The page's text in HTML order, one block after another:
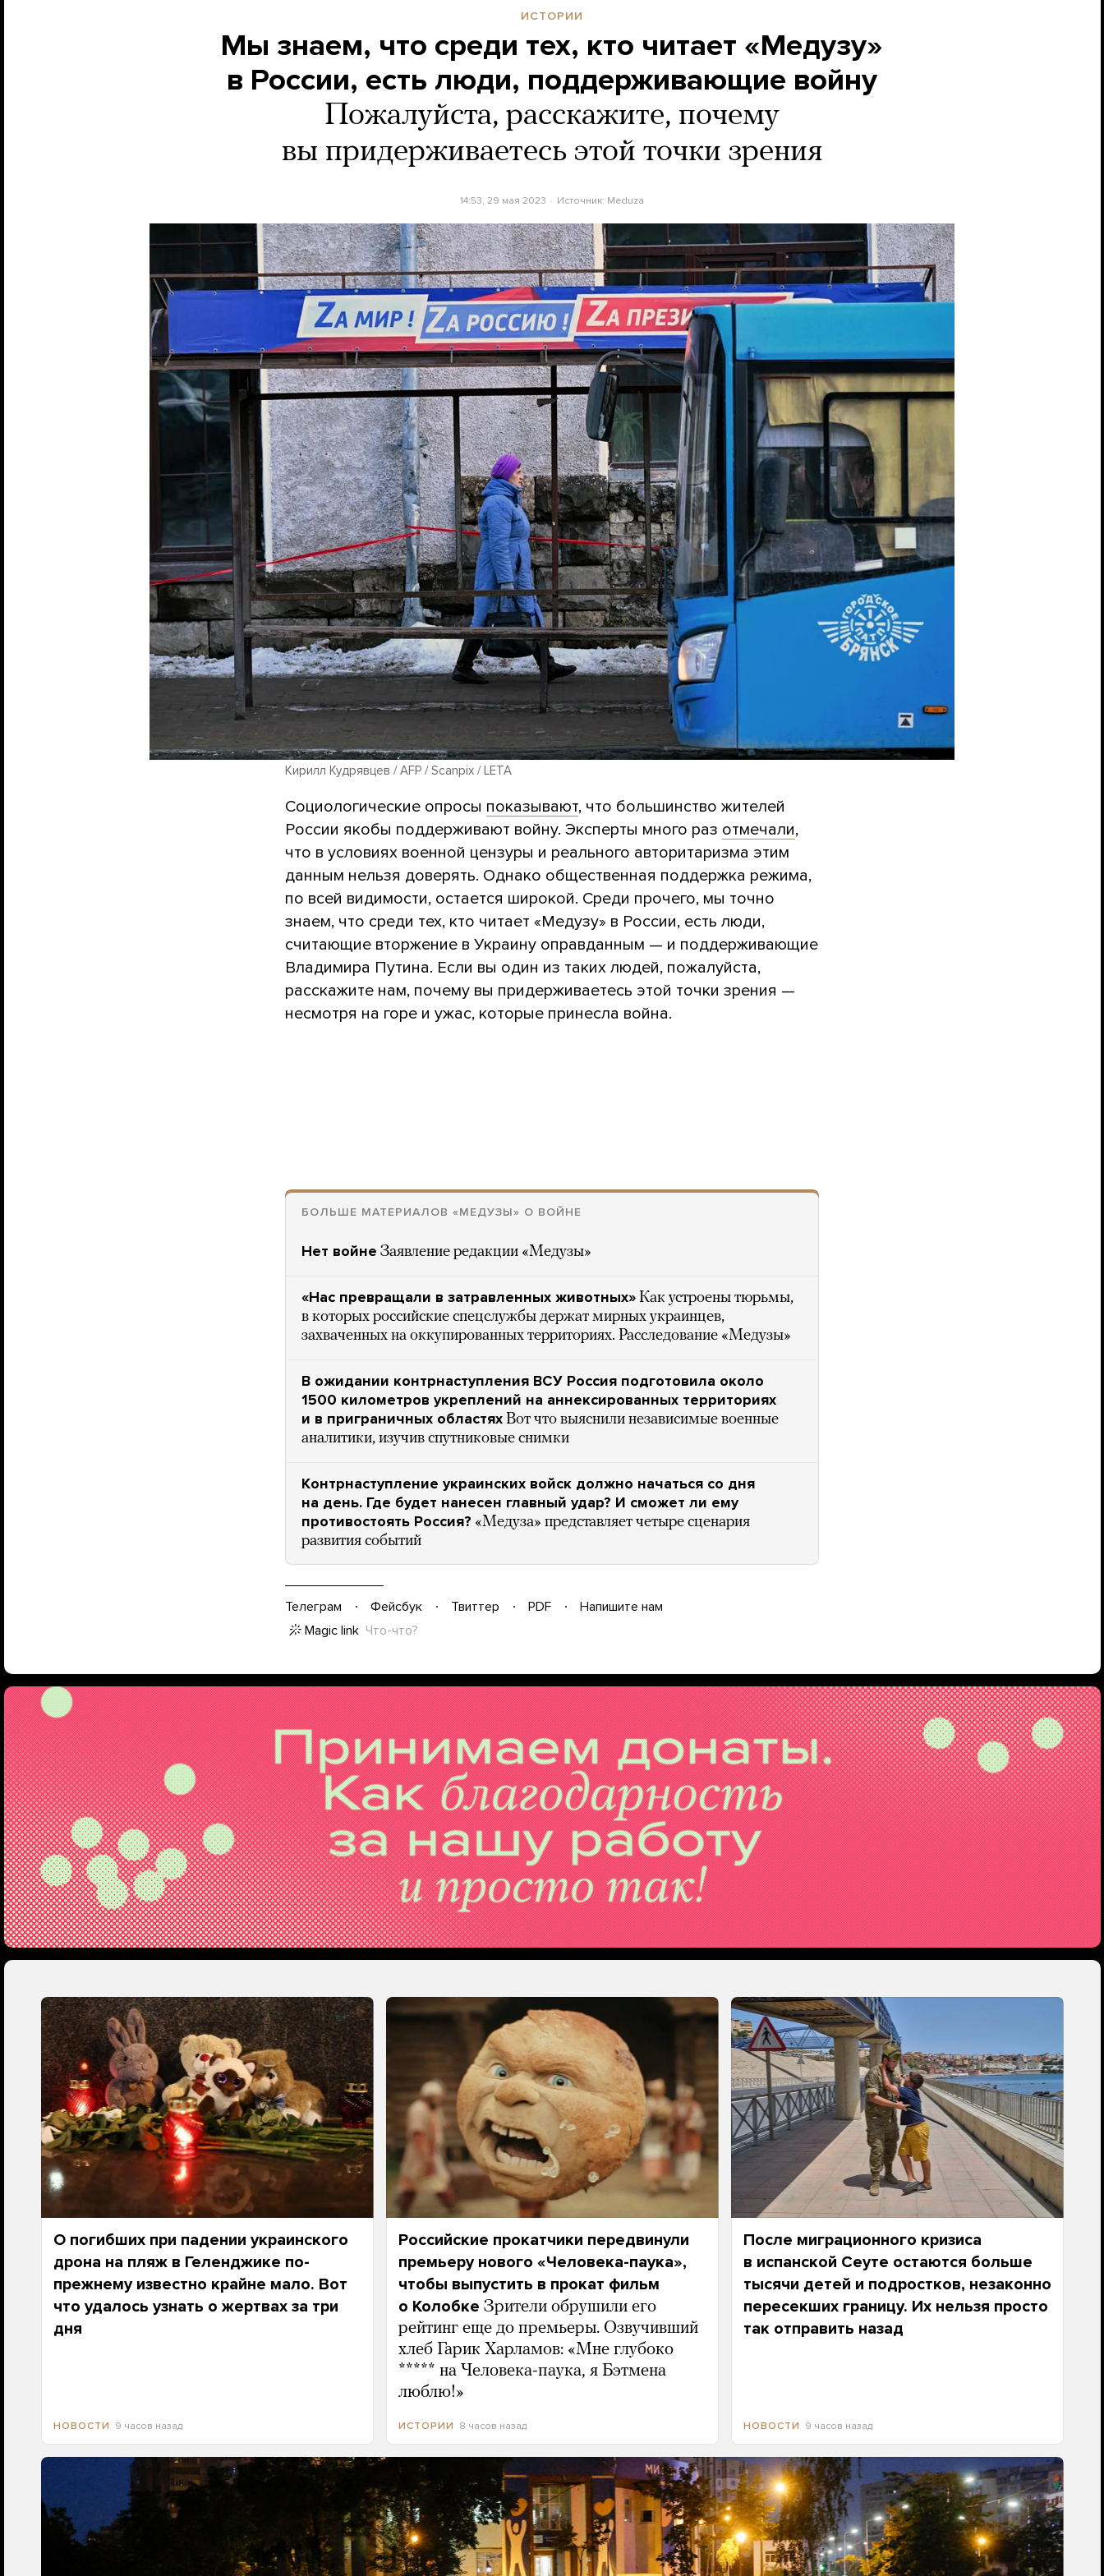
ИСТОРИИ
Мы знаем, что среди тех, кто читает «Медузу»
в России, есть люди, поддерживающие войну
Пожалуйста, расскажите, почему
вы придерживаетесь этой точки зрения
14:53, 29 мая 2023 Источник: Meduza
Кирилл Кудрявцев / AFP / Scanpix / LETA
Социологические опросы показывают, что большинство жителей
России якобы поддерживают войну. Эксперты много раз отмечали,
что в условиях военной цензуры и реального авторитаризма этим
данным нельзя доверять. Однако общественная поддержка режима,
по всей видимости, остается широкой. Среди прочего, мы точно
знаем, что среди тех, кто читает «Медузу» в России, есть люди,
считающие вторжение в Украину оправданным — и поддерживающие
Владимира Путина. Если вы один из таких людей, пожалуйста,
расскажите нам, почему вы придерживаетесь этой точки зрения —
несмотря на горе и ужас, которые принесла война.
БОЛЬШЕ МАТЕРИАЛОВ «МЕДУЗЫ» О ВОЙНЕ
Нет войне Заявление редакции «Медузы»
«Нас превращали в затравленных животных» Как устроены тюрьмы,
в которых российские спецслужбы держат мирных украинцев,
захваченных на оккупированных территориях. Расследование «Медузы»
В ожидании контрнаступления ВСУ Россия подготовила около
1500 километров укреплений на аннексированных территориях
и в приграничных областях Вот что выяснили независимые военные
аналитики, изучив спутниковые снимки
Контрнаступление украинских войск должно начаться со дня
на день. Где будет нанесен главный удар? И сможет ли ему
противостоять Россия? «Медуза» представляет четыре сценария
развития событий
Телеграм Фейсбук Твиттер PDF
Напишите нам
Magic link Что-что?
О погибших при падении украинского
дрона на пляж в Геленджике по-
прежнему известно крайне мало. Вот
что удалось узнать о жертвах за три
дня
НОВОСТИ 9 часов назад
Российские прокатчики передвинули
премьеру нового «Человека-паука»,
чтобы выпустить в прокат фильм
о Колобке Зрители обрушили его
рейтинг еще до премьеры. Озвучивший
хлеб Гарик Харламов: «Мне глубоко
***** на Человека-паука, я Бэтмена
люблю!»
ИСТОРИИ 8 часов назад
После миграционного кризиса
в испанской Сеуте остаются больше
тысячи детей и подростков, незаконно
пересекших границу. Их нельзя просто
так отправить назад
НОВОСТИ 9 часов назад